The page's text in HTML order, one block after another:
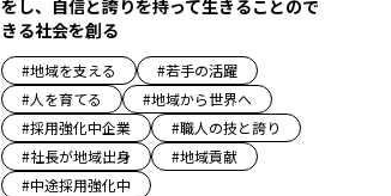
をし、自信と誇りを持って生きることので
きる社会を創る
#地域を支える #若手の活躍
#人を育てる #地域から世界へ
#採用強化中企業 #職人の技と誇り
#社長が地域出身 #地域貢献
#中途採用強化中